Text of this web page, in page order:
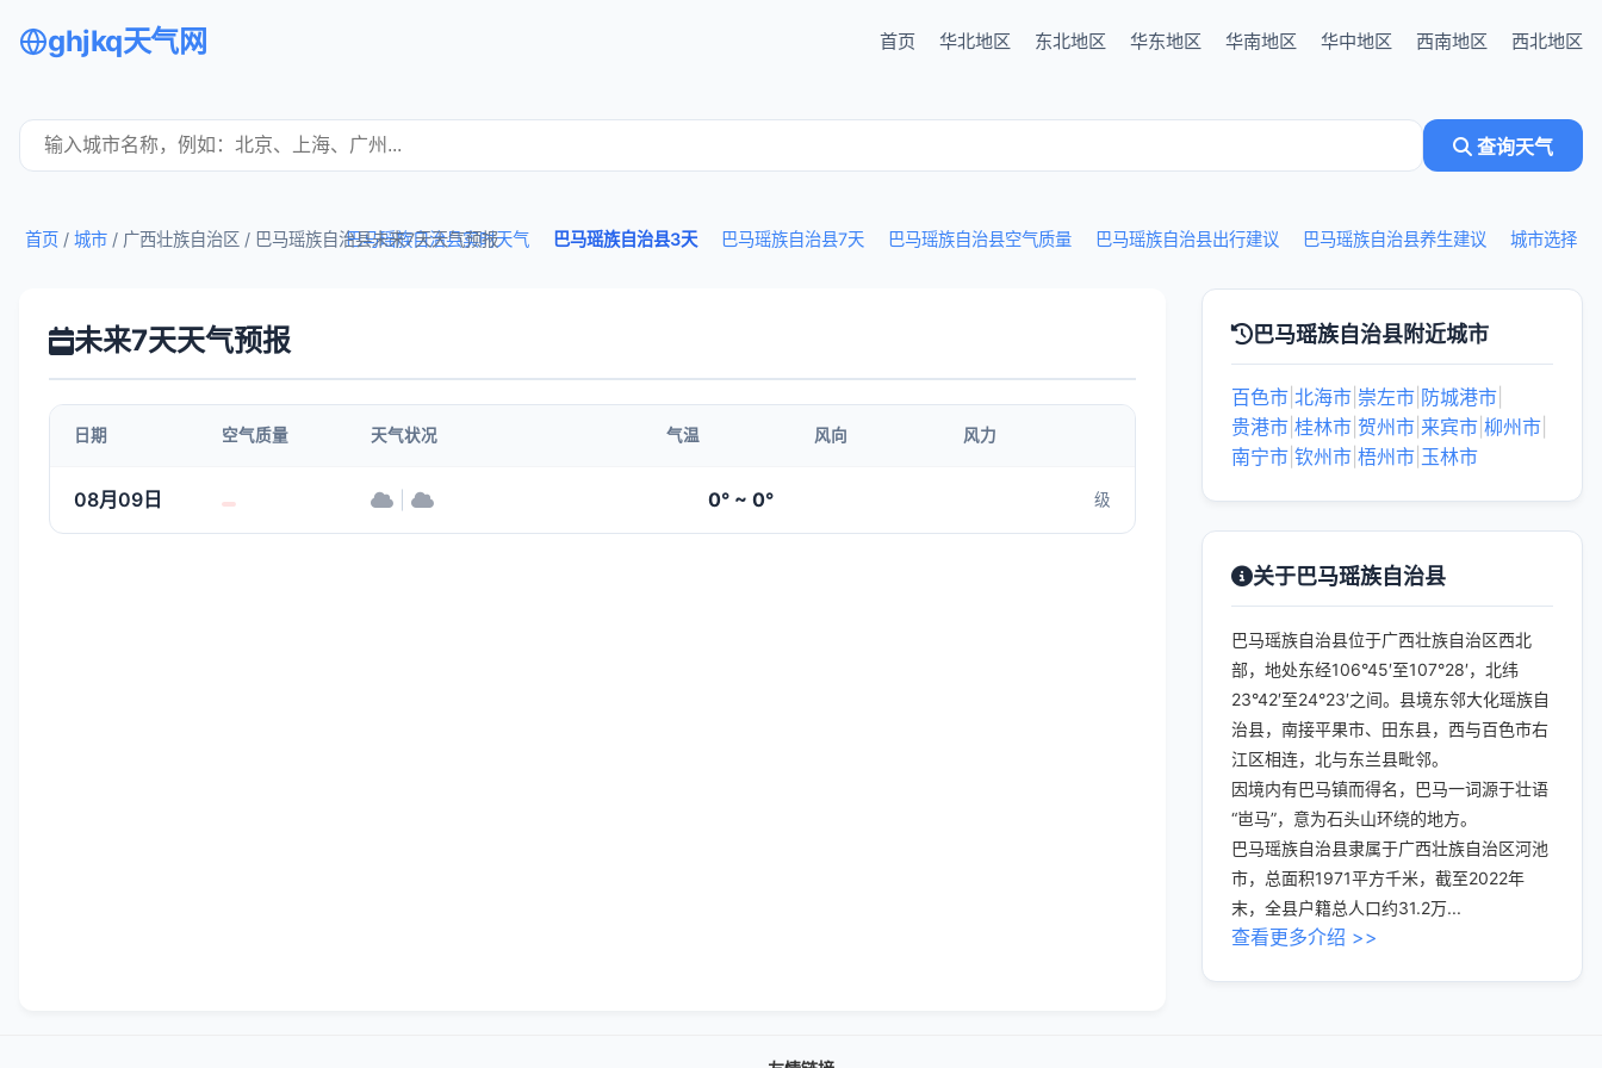
ghjkq天气网 首页 华北地区 东北地区 华东地区 华南地区 华中地区 西南地区 西北地区
查询天气
巴马瑶族自治县实时天气 巴马瑶族自治县3天 巴马瑶族自治县7天 巴马瑶族自治县空气质量 巴马瑶族自治县出行建议 巴马瑶族自治县养生建议 城市选择
首页 / 城市 / 广西壮族自治区 / 巴马瑶族自治县未来7天天气预报
未来7天天气预报
日期 空气质量 天气状况 气温 风向 风力
08月09日 0° ~ 0° 级
巴马瑶族自治县附近城市
百色市 北海市 崇左市 防城港市
贵港市 桂林市 贺州市 来宾市 柳州市
南宁市 钦州市 梧州市 玉林市
关于巴马瑶族自治县
巴马瑶族自治县位于广西壮族自治区西北
部，地处东经106°45′至107°28′，北纬
23°42′至24°23′之间。县境东邻大化瑶族自
治县，南接平果市、田东县，西与百色市右
江区相连，北与东兰县毗邻。
因境内有巴马镇而得名，巴马一词源于壮语
“岜马”，意为石头山环绕的地方。
巴马瑶族自治县隶属于广西壮族自治区河池
市，总面积1971平方千米，截至2022年
末，全县户籍总人口约31.2万...
查看更多介绍 >>